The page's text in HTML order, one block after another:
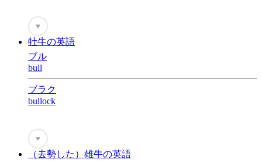
♥
牡牛の英語
ブル
bull
ブラク
bullock
♥
（去勢した）雄牛の英語